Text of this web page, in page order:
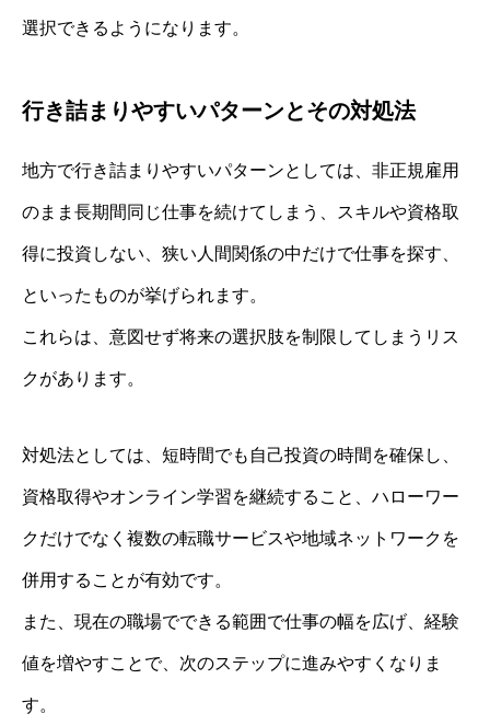
選択できるようになります。
行き詰まりやすいパターンとその対処法
地方で行き詰まりやすいパターンとしては、非正規雇用
のまま長期間同じ仕事を続けてしまう、スキルや資格取
得に投資しない、狭い人間関係の中だけで仕事を探す、
といったものが挙げられます。
これらは、意図せず将来の選択肢を制限してしまうリス
クがあります。
対処法としては、短時間でも自己投資の時間を確保し、
資格取得やオンライン学習を継続すること、ハローワー
クだけでなく複数の転職サービスや地域ネットワークを
併用することが有効です。
また、現在の職場でできる範囲で仕事の幅を広げ、経験
値を増やすことで、次のステップに進みやすくなりま
す。